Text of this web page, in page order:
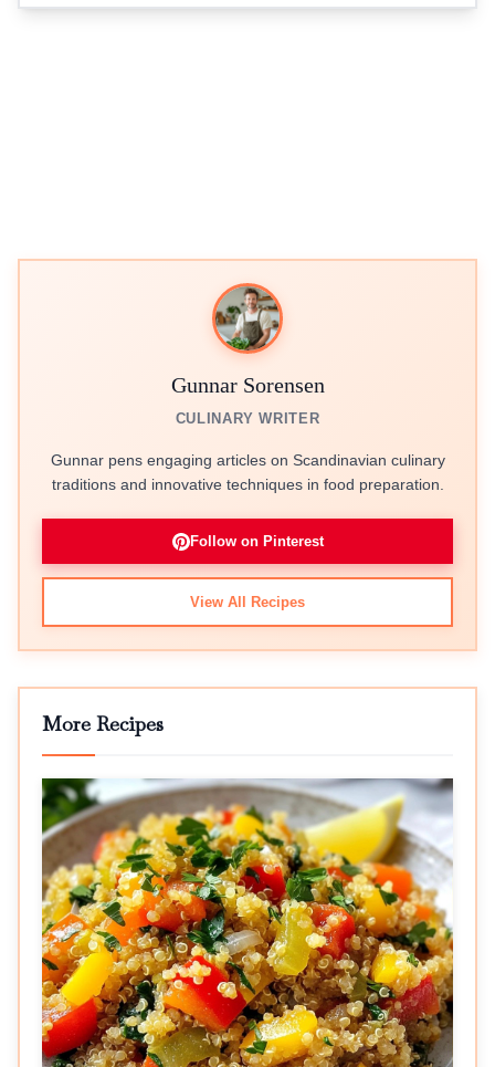
Gunnar Sorensen
CULINARY WRITER
Gunnar pens engaging articles on Scandinavian culinary
traditions and innovative techniques in food preparation.
Follow on Pinterest
View All Recipes
More Recipes